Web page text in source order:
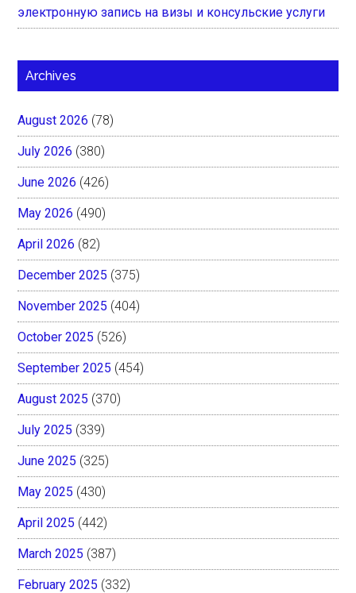
электронную запись на визы и консульские услуги
Archives
August 2026 (78)
July 2026 (380)
June 2026 (426)
May 2026 (490)
April 2026 (82)
December 2025 (375)
November 2025 (404)
October 2025 (526)
September 2025 (454)
August 2025 (370)
July 2025 (339)
June 2025 (325)
May 2025 (430)
April 2025 (442)
March 2025 (387)
February 2025 (332)